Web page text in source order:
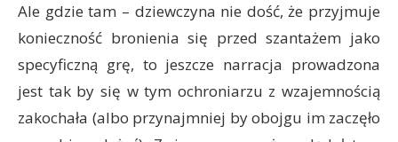
Ale gdzie tam – dziewczyna nie dość, że przyjmuje
konieczność bronienia się przed szantażem jako
specyficzną grę, to jeszcze narracja prowadzona
jest tak by się w tym ochroniarzu z wzajemnością
zakochała (albo przynajmniej by obojgu im zaczęło